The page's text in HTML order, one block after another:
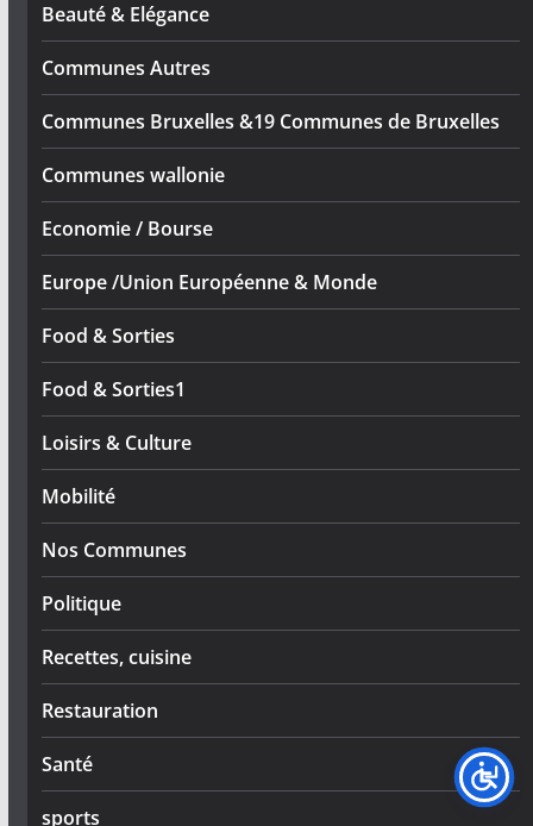
Beauté & Elégance
Communes Autres
Communes Bruxelles &19 Communes de Bruxelles
Communes wallonie
Economie / Bourse
Europe /Union Européenne & Monde
Food & Sorties
Food & Sorties1
Loisirs & Culture
Mobilité
Nos Communes
Politique
Recettes, cuisine
Restauration
Santé
sports